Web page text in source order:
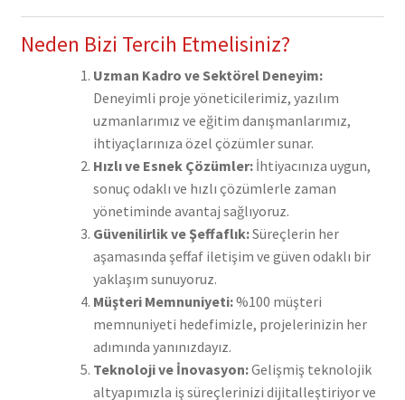
Neden Bizi Tercih Etmelisiniz?
Uzman Kadro ve Sektörel Deneyim:
Deneyimli proje yöneticilerimiz, yazılım
uzmanlarımız ve eğitim danışmanlarımız,
ihtiyaçlarınıza özel çözümler sunar.
Hızlı ve Esnek Çözümler:İhtiyacınıza uygun,
sonuç odaklı ve hızlı çözümlerle zaman
yönetiminde avantaj sağlıyoruz.
Güvenilirlik ve Şeffaflık:Süreçlerin her
aşamasında şeffaf iletişim ve güven odaklı bir
yaklaşım sunuyoruz.
Müşteri Memnuniyeti:%100 müşteri
memnuniyeti hedefimizle, projelerinizin her
adımında yanınızdayız.
Teknoloji ve İnovasyon:Gelişmiş teknolojik
altyapımızla iş süreçlerinizi dijitalleştiriyor ve